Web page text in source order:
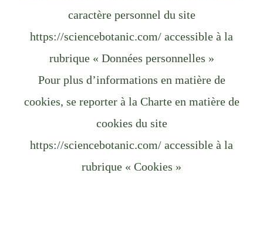
caractère personnel du site
https://sciencebotanic.com/ accessible à la
rubrique « Données personnelles »
Pour plus d’informations en matière de
cookies, se reporter à la Charte en matière de
cookies du site
https://sciencebotanic.com/ accessible à la
rubrique « Cookies »